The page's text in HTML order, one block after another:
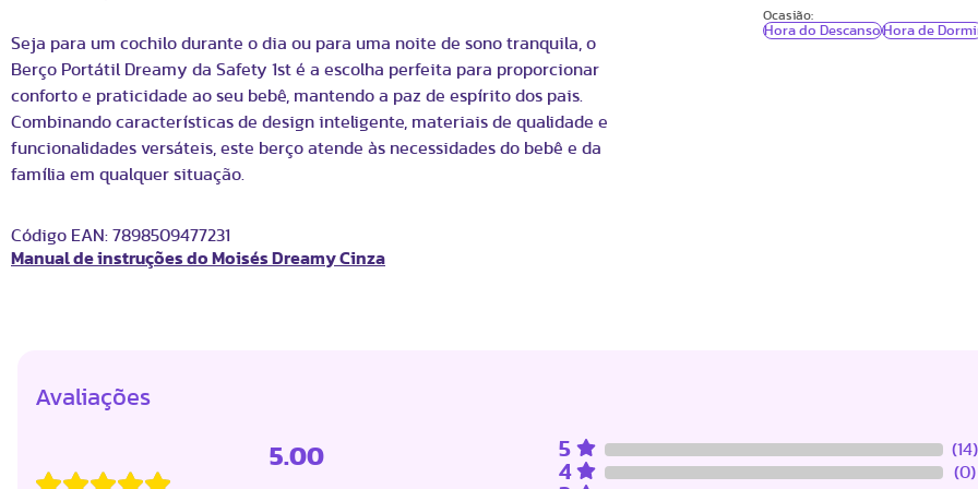
Seja para um cochilo durante o dia ou para uma noite de sono tranquila, o
Berço Portátil Dreamy da Safety 1st é a escolha perfeita para proporcionar
conforto e praticidade ao seu bebê, mantendo a paz de espírito dos pais.
Combinando características de design inteligente, materiais de qualidade e
funcionalidades versáteis, este berço atende às necessidades do bebê e da
família em qualquer situação.
Código EAN: 7898509477231
Manual de instruções do Moisés Dreamy Cinza
Ocasião:
Hora do DescansoHora de
Avaliações
5.00 5 (14)
4 (0)